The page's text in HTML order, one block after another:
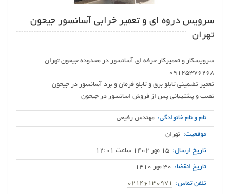
سرویس دروه ای و تعمیر خرابی آسانسور جیحون
تهران
سرویسکار و تعمیرکار حرفه ای آسانسور در محدوده جیحون تهران
نصب و پشتیبانی پس از فروش اسانسور در جیحون
نام و نام خانوادگی: مهندس رفیعی
موقعیت: تهران
تاریخ ارسال: 15 مهر 1402 ساعت 12:01
تاریخ انقضا: 30 مهر 1410
تلفن تماس: 02146130971